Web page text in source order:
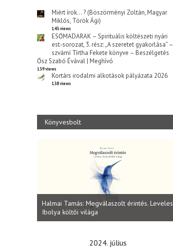
Miért írok… ? (Böszörményi Zoltán, Magyar
Miklós, Török Ági)
143 views
ESŐMADARAK – Spirituális költészeti nyári
est-sorozat, 3. rész: „A szeretet gyakorlása” –
szvámí Tírtha Fekete könyve – Beszélgetés
Ősz Szabó Évával | Meghívó
139 views
Kortárs irodalmi alkotások pályázata 2026
138 views
Könyvesbolt
Halmai Tamás: Megválaszolt érintés. Leveles
Ibolya költői világa
2024. július